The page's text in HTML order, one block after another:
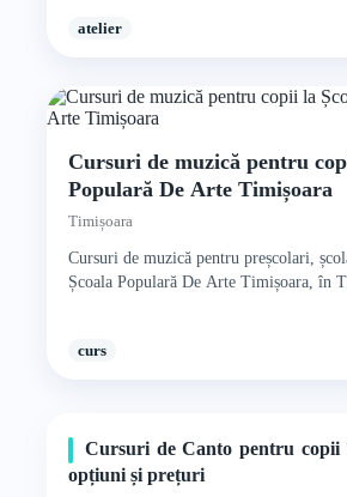
atelier
Cursuri de muzică pentru
Populară De Arte Timișoara
Timișoara
Cursuri de muzică pentru preșcolari,
Școala Populară De Arte Timișoara, în
curs
Cursuri de Canto pentru copii
opțiuni și prețuri